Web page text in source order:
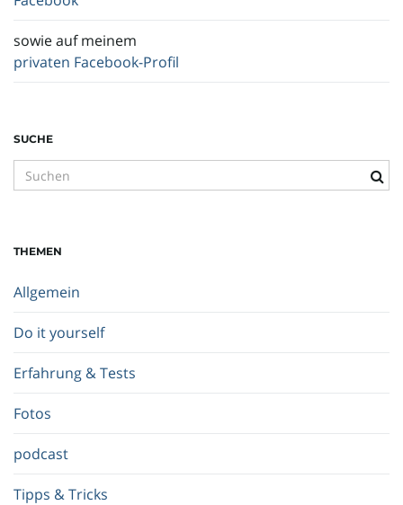
sowie auf meinem
privaten Facebook-Profil
SUCHE
u
b
g
i
f
.
.
.
THEMEN
Allgemein
Do it yourself
Erfahrung & Tests
Fotos
podcast
Tipps & Tricks